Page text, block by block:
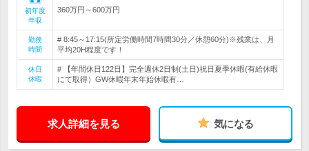
初年度
年収
360万円～600万円
勤務
時間
# 8:45～17:15(所定労働時間7時間30分／休憩60分)※残業は、月
平均20H程度です！
休日
休暇
# 【年間休日122日】完全週休2日制(土日)祝日夏季休暇(有給休暇
にて取得）GW休暇年末年始休暇有…
求人詳細を見る 気になる